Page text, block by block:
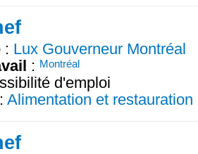
: Lux Gouverneur Montréal
: Montréal
d'emploi
: Alimentation et restauration